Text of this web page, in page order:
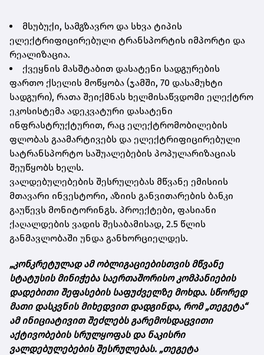
მსუბუქი, სამგზავრო და სხვა ტიპის
ელექტრიფიცირებული ტრანსპორტის იმპორტი და
რეალიზაცია.
ქვეყნის მასშტაბით დასატენი სადგურების
ფართო ქსელის მოწყობა (ჯამში, 70 დასამუხტი
სადგური), რათა შეიქმნას ხელმისაწვდომი ელექტრო
ეკოსისტემა ადეკვატური დასატენი
ინფრასტრუქტურით, რაც ელექტრომობილების
ფლობას გაამარტივებს და ელექტრიფიცირებული
სატრანსპორტო საშუალებების პოპულარიზაციას
შეუწყობს ხელს.
ვალდებულებების შესრულებას მწვანე ემისიის
მთავარი ინვესტორი, აზიის განვითარების ბანკი
გაუწევს მონიტორინგს. პროექტები, ფასიანი
ქაღალდების ვადის შესაბამისად, 2.5 წლის
განმავლობაში უნდა განხორციელდეს.
„კონკრეტულად ამ ობლიგაციებისთვის მწვანე
სტატუსის მინიჭება საერთაშორისო კომპანიების
დადებითი შეფასების საფუძველზე მოხდა. სწორედ
მათი დასკვნის მიხედვით დადგინდა, რომ „თეგეტა“
ამ ინიციატივით შეძლებს გარემოსდაცვითი
აქტივობების სრულყოფას და ნაკისრი
ვალდებულებების შესრულებას. „თეგეტა